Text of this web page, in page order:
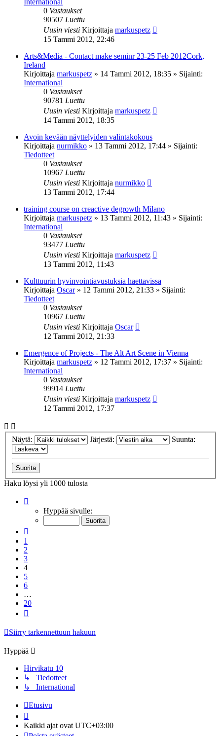
0 Vastaukset
90507 Luettu
Uusin viesti Kirjoittaja markuspetz
15 Tammi 2012, 22:46
Arts&Media - Contact make seminr 23-25 Feb 2012Cork,
Ireland
Kirjoittaja markuspetz » 14 Tammi 2012, 18:35 » Sijainti:
International
0 Vastaukset
90781 Luettu
Uusin viesti Kirjoittaja markuspetz
14 Tammi 2012, 18:35
Avoin kevään näyttelyiden valintakokous
Kirjoittaja nurmikko » 13 Tammi 2012, 17:44 » Sijainti:
Tiedotteet
0 Vastaukset
10967 Luettu
Uusin viesti Kirjoittaja nurmikko
13 Tammi 2012, 17:44
training course on creactive degrowth Milano
Kirjoittaja markuspetz » 13 Tammi 2012, 11:43 » Sijainti:
International
0 Vastaukset
93477 Luettu
Uusin viesti Kirjoittaja markuspetz
13 Tammi 2012, 11:43
Kulttuurin hyvinvointiavustuksia haettavissa
Kirjoittaja Oscar» 12 Tammi 2012, 21:33 » Sijainti:
Tiedotteet
0 Vastaukset
10967 Luettu
Uusin viesti Kirjoittaja Oscar
12 Tammi 2012, 21:33
Emergence of Projects - The Alt Art Scene in Vienna
Kirjoittaja markuspetz » 12 Tammi 2012, 17:37 » Sijainti:
International
0 Vastaukset
99914 Luettu
Uusin viesti Kirjoittaja markuspetz
12 Tammi 2012, 17:37
Näytä: Järjestä: Suunta:
Haku löysi yli 1000 tulosta
20 Hyppää sivulle:
1
2
3
4
5
6
…
20
Siirry tarkennettuun hakuun
Hyppää
Hirvikatu 10
↳ Tiedotteet
↳ International
Etusivu
Kaikki ajat ovatUTC+03:00